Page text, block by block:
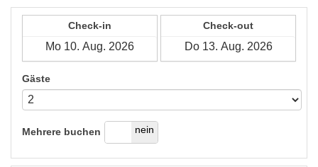
Check-in Check-out
Gäste
Mehrere buchen
ja nein